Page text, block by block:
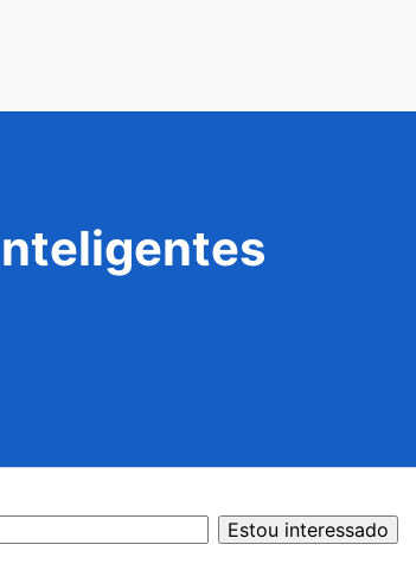
Estou interessado